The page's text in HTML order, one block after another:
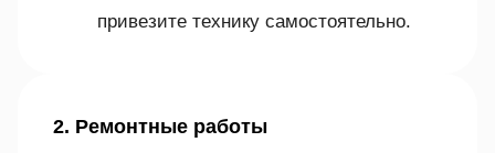
привезите технику самостоятельно.
2. Ремонтные работы